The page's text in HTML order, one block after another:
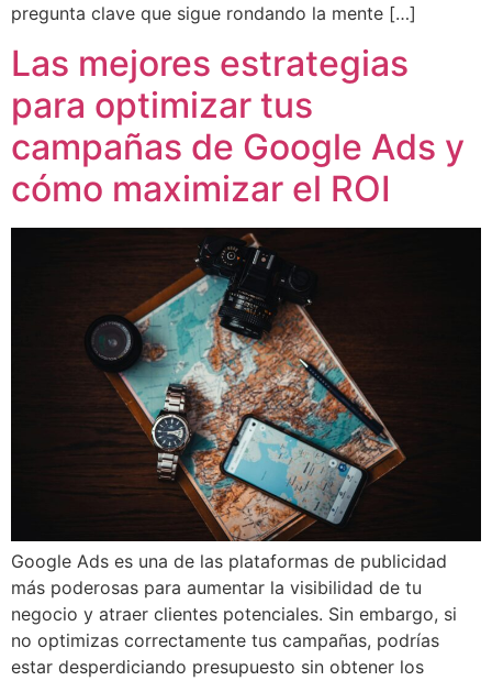
pregunta clave que sigue rondando la mente […]
Las mejores estrategias
para optimizar tus
campañas de Google Ads y
cómo maximizar el ROI
Google Ads es una de las plataformas de publicidad
más poderosas para aumentar la visibilidad de tu
negocio y atraer clientes potenciales. Sin embargo, si
no optimizas correctamente tus campañas, podrías
estar desperdiciando presupuesto sin obtener los